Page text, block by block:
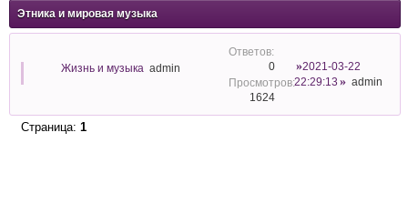
Этника и мировая музыка
Жизнь и музыка admin 0
1624
2021-03-22
22:29:13
admin
Страница: 1